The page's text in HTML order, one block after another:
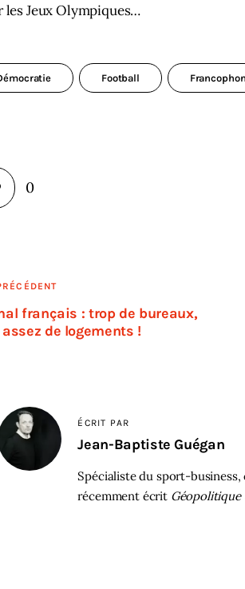
les Jeux Olympiques…
Football
0
français : trop de bureaux,
de logements !
ÉCRIT PAR
Jean-Baptiste Guégan
Spécialiste du sport-
récemment écrit